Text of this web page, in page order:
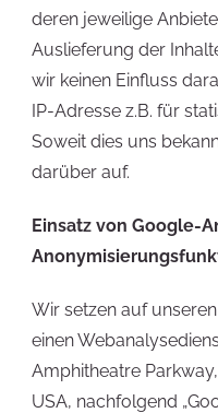
deren jeweilige
Auslieferung der
wir keinen Einfluss
IP-Adresse z.B. für
Soweit dies uns
darüber auf.
Einsatz von Google-
Wir setzen auf
einen
Amphitheatre
USA, nachfolgend